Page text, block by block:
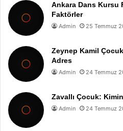
Ankara Dans Kursu
Faktörler
Admin 25 Temmuz
Zeynep Kamil
Adres
Admin 24 Temmuz
Zavallı Çocuk:
Admin 24 Temmuz